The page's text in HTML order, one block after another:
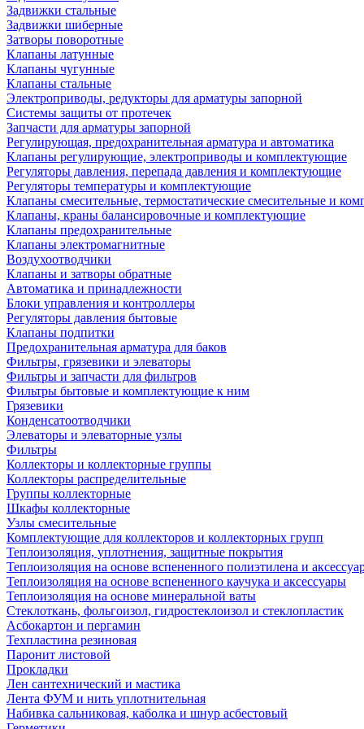
Задвижки стальные
Задвижки шиберные
Затворы поворотные
Клапаны латунные
Клапаны чугунные
Клапаны стальные
Электроприводы, редукторы для арматуры запорной
Системы защиты от протечек
Запчасти для арматуры запорной
Регулирующая, предохранительная арматура и автоматика
Клапаны регулирующие, электроприводы и комплектующие
Регуляторы давления, перепада давления и комплектующие
Регуляторы температуры и комплектующие
Клапаны смесительные, термостатические смесительные и
Клапаны, краны балансировочные и комплектующие
Клапаны предохранительные
Клапаны электромагнитные
Воздухоотводчики
Клапаны и затворы обратные
Автоматика и принадлежности
Блоки управления и контроллеры
Регуляторы давления бытовые
Клапаны подпитки
Предохранительная арматура для баков
Фильтры, грязевики и элеваторы
Фильтры и запчасти для фильтров
Фильтры бытовые и комплектующие к ним
Грязевики
Конденсатоотводчики
Элеваторы и элеваторные узлы
Фильтры
Коллекторы и коллекторные группы
Коллекторы распределительные
Группы коллекторные
Шкафы коллекторные
Узлы смесительные
Комплектующие для коллекторов и коллекторных групп
Теплоизоляция, уплотнения, защитные покрытия
Теплоизоляция на основе вспененного полиэтилена и
Теплоизоляция на основе вспененного каучука и аксессуары
Теплоизоляция на основе минеральной ваты
Стеклоткань, фольгоизол, гидростеклоизол и стеклопластик
Асбокартон и пергамин
Техпластина резиновая
Паронит листовой
Прокладки
Лен сантехнический и мастика
Лента ФУМ и нить уплотнительная
Набивка сальниковая, каболка и шнур асбестовый